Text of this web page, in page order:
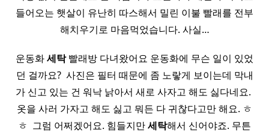
들어오는 햇살이 유난히 따스해서 밀린 이불 빨래를 전부
해치우기로 마음먹었습니다. 사실…
운동화세탁빨래방 다녀왔어요 운동화에 무슨 일이 있었
던 걸까요? ​ 사진은 필터 때문에 좀 노랗게 보이는데 막내
가 신고 있는 건 워낙 낡아서 새로 사자고 해도 싫다네요. ​
옷을 사러 가자고 해도 싫고 뭐든 다 귀찮다고만 해요. ㅎ
ㅎ ​ 그럼 어쩌겠어요. 힘들지만세탁해서 신어야죠. 무튼